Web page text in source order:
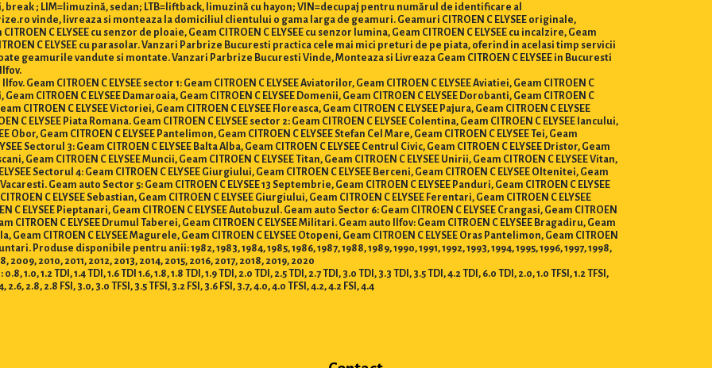
break ; LIM=limuzină, sedan; LTB=liftback, limuzină cu hayon; VIN=decupaj pentru numărul de identificare al
vinde, livreaza si monteaza la domiciliul clientului o gama larga de geamuri. Geamuri CITROEN C ELYSEE originale,
C ELYSEE cu senzor de ploaie, Geam CITROEN C ELYSEE cu senzor lumina, Geam CITROEN C ELYSEE cu incalzire, Geam
C ELYSEE cu parasolar. Vanzari Parbrize Bucuresti practica cele mai mici preturi de pe piata, oferind in acelasi timp servicii
geamurile vandute si montate. Vanzari Parbrize Bucuresti Vinde, Monteaza si Livreaza Geam CITROEN C ELYSEE in Bucuresti
CITROEN C ELYSEE sector 1: Geam CITROEN C ELYSEE Aviatorilor, Geam CITROEN C ELYSEE Aviatiei, Geam CITROEN C
CITROEN C ELYSEE Damaroaia, Geam CITROEN C ELYSEE Domenii, Geam CITROEN C ELYSEE Dorobanti, Geam CITROEN C
CITROEN C ELYSEE Victoriei, Geam CITROEN C ELYSEE Floreasca, Geam CITROEN C ELYSEE Pajura, Geam CITROEN C ELYSEE
C ELYSEE Piata Romana. Geam CITROEN C ELYSEE sector 2: Geam CITROEN C ELYSEE Colentina, Geam CITROEN C ELYSEE Iancului,
Obor, Geam CITROEN C ELYSEE Pantelimon, Geam CITROEN C ELYSEE Stefan Cel Mare, Geam CITROEN C ELYSEE Tei, Geam
Sectorul 3: Geam CITROEN C ELYSEE Balta Alba, Geam CITROEN C ELYSEE Centrul Civic, Geam CITROEN C ELYSEE Dristor, Geam
Geam CITROEN C ELYSEE Muncii, Geam CITROEN C ELYSEE Titan, Geam CITROEN C ELYSEE Unirii, Geam CITROEN C ELYSEE Vitan,
Sectorul 4: Geam CITROEN C ELYSEE Giurgiului, Geam CITROEN C ELYSEE Berceni, Geam CITROEN C ELYSEE Oltenitei, Geam
Geam auto Sector 5: Geam CITROEN C ELYSEE 13 Septembrie, Geam CITROEN C ELYSEE Panduri, Geam CITROEN C ELYSEE
C ELYSEE Sebastian, Geam CITROEN C ELYSEE Giurgiului, Geam CITROEN C ELYSEE Ferentari, Geam CITROEN C ELYSEE
C ELYSEE Pieptanari, Geam CITROEN C ELYSEE Autobuzul. Geam auto Sector 6: Geam CITROEN C ELYSEE Crangasi, Geam CITROEN
CITROEN C ELYSEE Drumul Taberei, Geam CITROEN C ELYSEE Militari. Geam auto Ilfov: Geam CITROEN C ELYSEE Bragadiru, Geam
Geam CITROEN C ELYSEE Magurele, Geam CITROEN C ELYSEE Otopeni, Geam CITROEN C ELYSEE Oras Pantelimon, Geam CITROEN
Produse disponibile pentru anii: 1982, 1983, 1984, 1985, 1986, 1987, 1988, 1989, 1990, 1991, 1992, 1993, 1994, 1995, 1996, 1997, 1998,
2010, 2011, 2012, 2013, 2014, 2015, 2016, 2017, 2018, 2019, 2020
1.2 TDI, 1.4 TDI, 1.6 TDI 1.6, 1.8, 1.8 TDI, 1.9 TDI, 2.0 TDI, 2.5 TDI, 2.7 TDI, 3.0 TDI, 3.3 TDI, 3.5 TDI, 4.2 TDI, 6.0 TDI, 2.0, 1.0 TFSI, 1.2 TFSI,
2.6, 2.8, 2.8 FSI, 3.0, 3.0 TFSI, 3.5 TFSI, 3.2 FSI, 3.6 FSI, 3.7, 4.0, 4.0 TFSI, 4.2, 4.2 FSI, 4.4